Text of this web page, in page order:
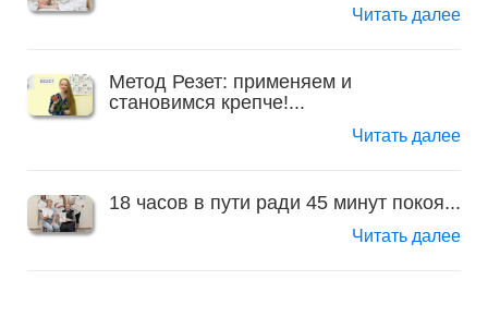
Читать далее
Метод Резет: применяем и
становимся крепче!...
Читать далее
18 часов в пути ради 45 минут покоя...
Читать далее